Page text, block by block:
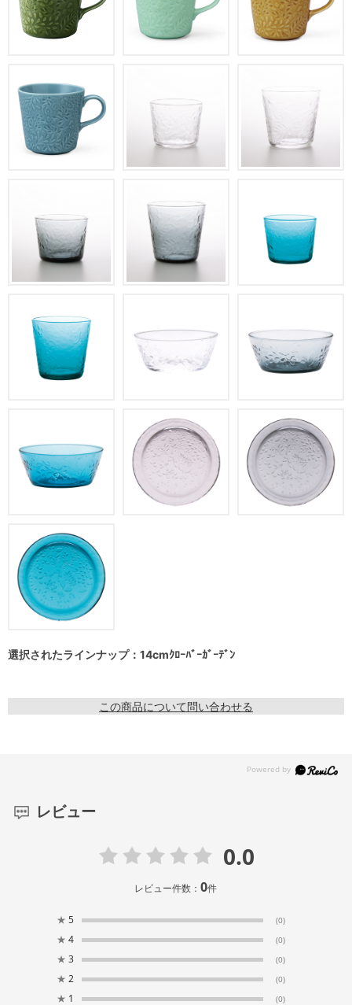
選択されたラインナップ：14cmｸﾛｰﾊﾞｰｶﾞｰﾃﾞﾝ
この商品について問い合わせる
レビュー
0.0
レビュー件数：0件
★ 5 (0)
★ 4 (0)
★ 3 (0)
★ 2 (0)
★ 1 (0)